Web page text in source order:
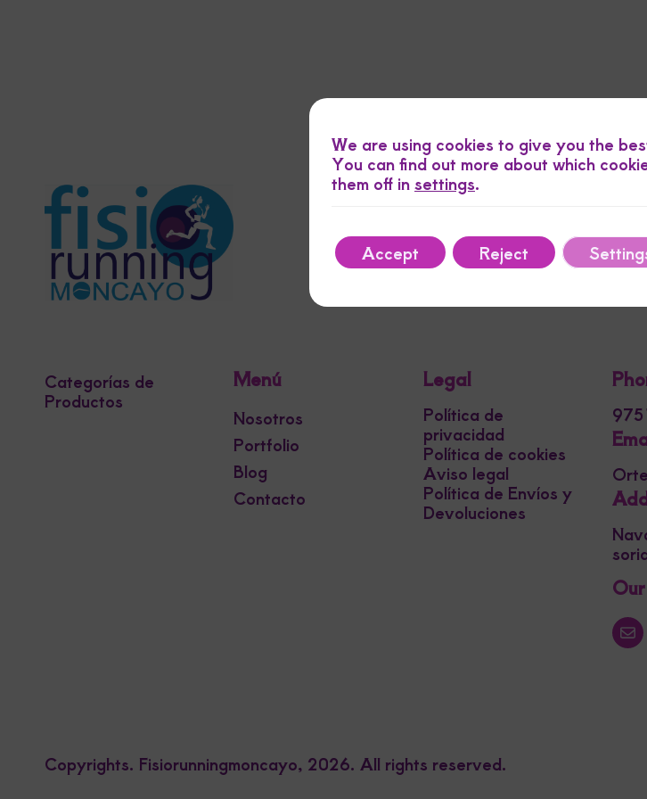
Categorías de
Productos
Menú
Nosotros
Portfolio
Blog
Contacto
Legal
Política de
privacidad
Política de cookies
Aviso legal
Política de Envíos y
Devoluciones
Copyrights. Fisiorunningmoncayo, 2026. All rights reserved.
We are using cookies to give you the
You can find out more about which
them off insettings.
Accept Reject